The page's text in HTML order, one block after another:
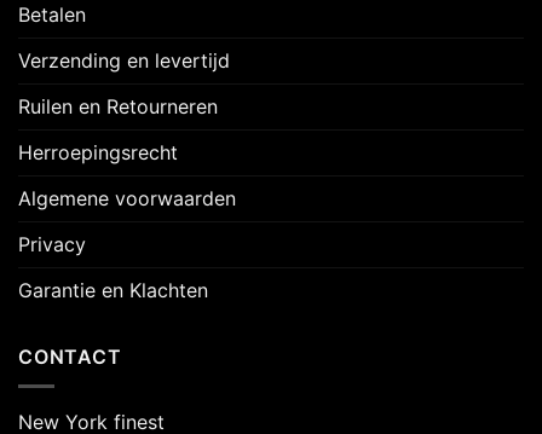
Betalen
Verzending en levertijd
Ruilen en Retourneren
Herroepingsrecht
Algemene voorwaarden
Privacy
Garantie en Klachten
CONTACT
New York finest